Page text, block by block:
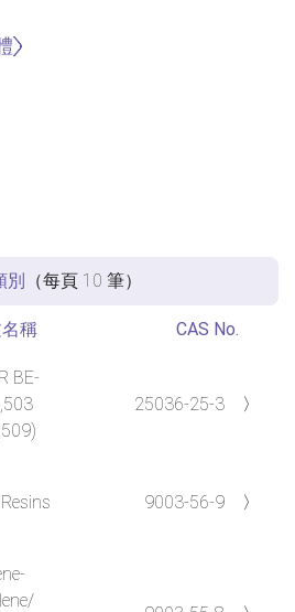
別 （每頁 10 筆）
稱 CAS No.
BE-
25036-25-3 〉
9003-56-9 〉